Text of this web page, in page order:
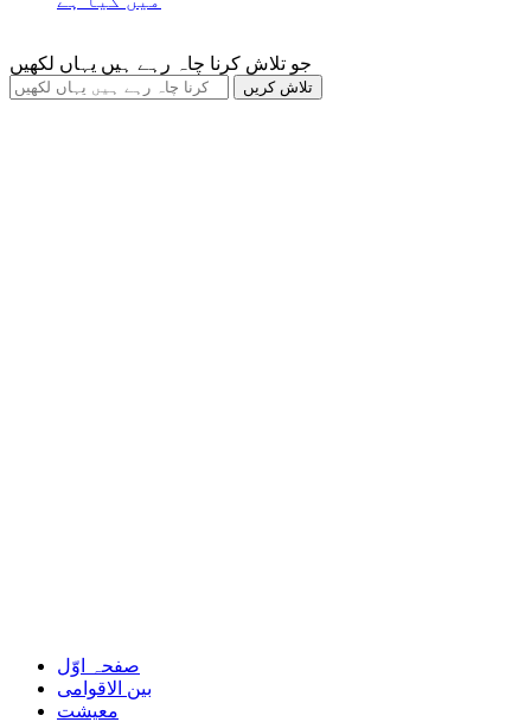
جو تلاش کرنا چاہ رہے ہیں یہاں لکھیں
صفحہ اوّل
بین الاقوامی
معیشت